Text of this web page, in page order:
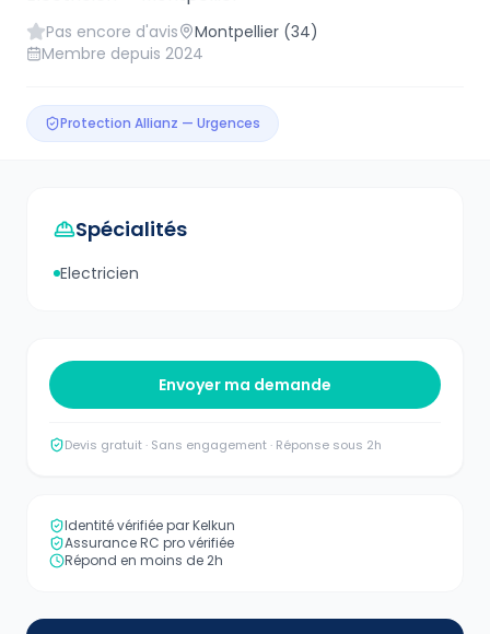
Pas encore d'avis Montpellier (34)
Membre depuis 2024
Protection Allianz — Urgences
Spécialités
Electricien
Envoyer ma demande
Devis gratuit · Sans engagement · Réponse sous 2h
Identité vérifiée par Kelkun
Assurance RC pro vérifiée
Répond en moins de 2h